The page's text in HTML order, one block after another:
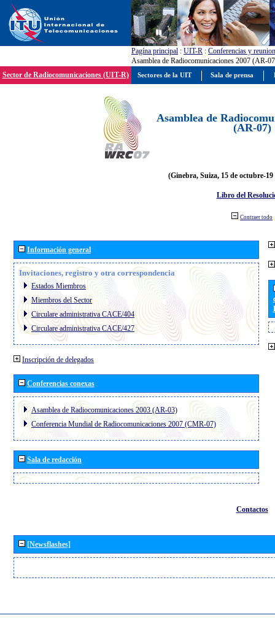
Pagína principal : UIT-R : Conferencias y
Asamblea de Radiocomunicaciones 2007 (AR-
Sector de Radiocomunicaciones (UIT-R)
Asamblea de
(AR-07)
(Ginebra, Suiza, 15 de octubre-19
Libro del
Contraer todo
Información general
Invitaciones, registro y otra correspondencia
Estados Miembros
Miembros del Sector
Circulare administrativa CACE/404
Circulare administrativa CACE/427
Inscripción de delegados
Conferencias conexas
Asamblea de Radiocomunicaciones 2003 (AR-03)
Conferencia Mundial de Radiocomunicaciones 2007 (CMR-07)
Sala de redacción
Contactos
[Newsflashes]
Sectores de la UIT Sala de prensa